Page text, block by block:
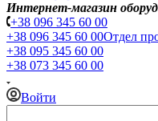
Интернет-магазин
+38 096 345 60 00
+38 096 345 60 00Отдел
+38 095 345 60 00
+38 073 345 60 00
Войти